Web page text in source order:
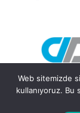
Web sitemizde
kullanıyoruz.